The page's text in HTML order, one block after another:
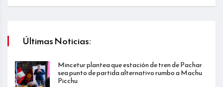
Últimas Noticias:
Mincetur plantea que estación de tren de Pachar
sea punto de partida alternativo rumbo a Machu
Picchu